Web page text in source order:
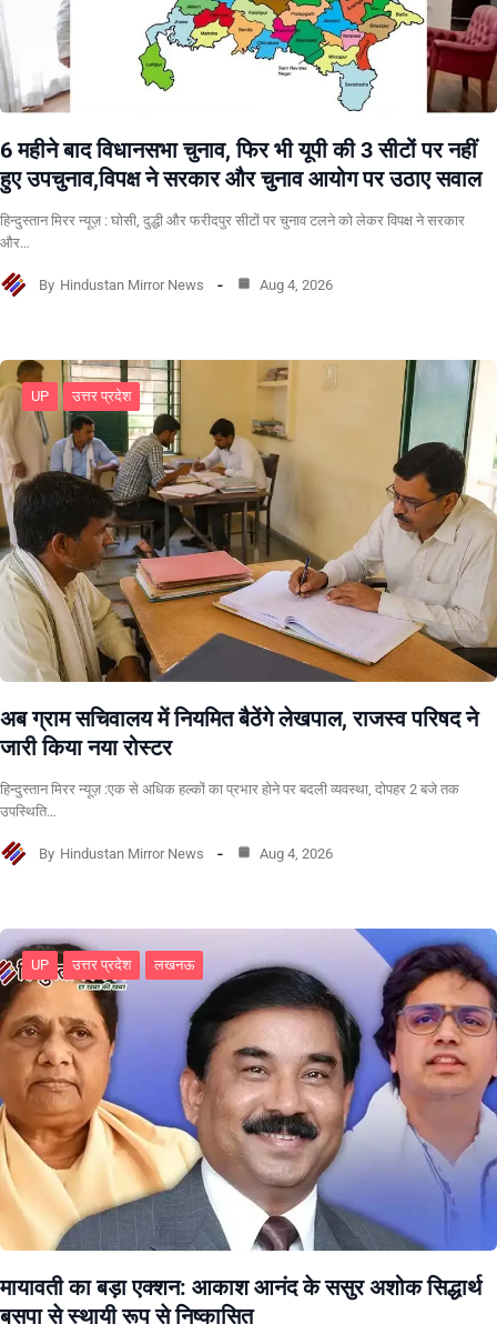
6 महीने बाद विधानसभा चुनाव, फिर भी यूपी की 3 सीटों पर नहीं
हुए उपचुनाव,विपक्ष ने सरकार और चुनाव आयोग पर उठाए सवाल
हिन्दुस्तान मिरर न्यूज़ : घोसी, दुद्धी और फरीदपुर सीटों पर चुनाव टलने को लेकर विपक्ष ने सरकार
और…
By Hindustan Mirror News Aug 4, 2026
UP उत्तर प्रदेश
अब ग्राम सचिवालय में नियमित बैठेंगे लेखपाल, राजस्व परिषद ने
जारी किया नया रोस्टर
हिन्दुस्तान मिरर न्यूज़ :एक से अधिक हल्कों का प्रभार होने पर बदली व्यवस्था, दोपहर 2 बजे तक
उपस्थिति…
By Hindustan Mirror News Aug 4, 2026
UP उत्तर प्रदेश लखनऊ
मायावती का बड़ा एक्शन: आकाश आनंद के ससुर अशोक सिद्धार्थ
बसपा से स्थायी रूप से निष्कासित